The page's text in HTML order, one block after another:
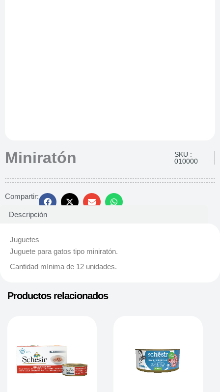
Miniratón
SKU :
010000
Compartir:
Descripción
Juguetes
Juguete para gatos tipo miniratón.
Cantidad mínima de 12 unidades.
Productos relacionados